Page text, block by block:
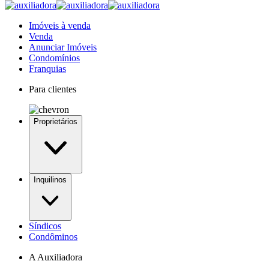
Imóveis à venda
Venda
Anunciar Imóveis
Condomínios
Franquias
Para clientes
Proprietários
Inquilinos
Síndicos
Condôminos
A Auxiliadora